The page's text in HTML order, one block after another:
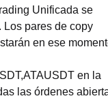
Unificada se
pares de copy
en ese
en la
las órdenes